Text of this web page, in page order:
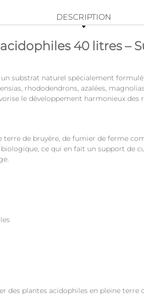
DESCRIPTION
40 litres –
substrat naturel spécialement
rhododendrons, azalées,
le développement harmonieux des
de bruyère, de fumier de ferme
ce qui en fait un support de
plantes acidophiles en pleine terre